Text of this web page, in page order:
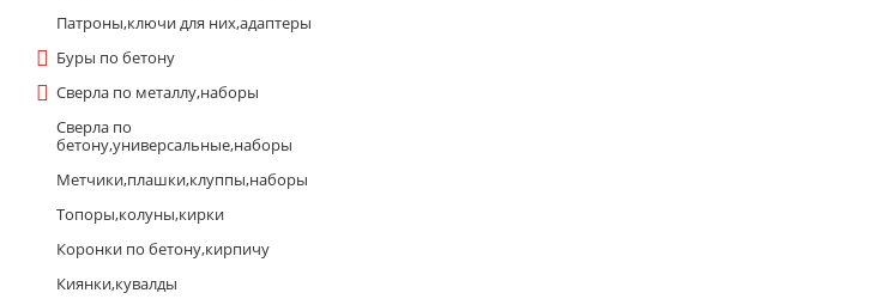
Патроны,ключи для них,адаптеры
Буры по бетону
Сверла по металлу,наборы
Сверла по
бетону,универсальные,наборы
Метчики,плашки,клуппы,наборы
Топоры,колуны,кирки
Коронки по бетону,кирпичу
Киянки,кувалды